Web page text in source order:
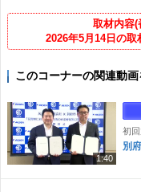
取材内容(
2026年5月14日の取
このコーナーの関連動画
1:40
初
別